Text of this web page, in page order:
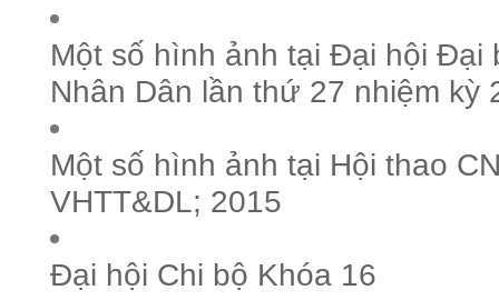
Một số hình ảnh tại Đại hội Đại
Nhân Dân lần thứ 27 nhiệm kỳ
Một số hình ảnh tại Hội thao
VHTT&DL; 2015
Đại hội Chi bộ Khóa 16